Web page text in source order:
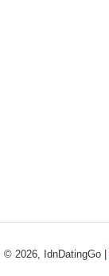
© 2026, IdnDatingGo |